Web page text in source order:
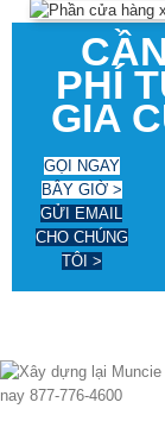
PHÍ
GIA
GỌI NGAY
BÂY GIỜ >
GỬI EMAIL
CHO CHÚNG
TÔI >